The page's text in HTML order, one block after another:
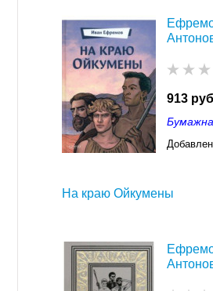
913
На краю Ойкумены